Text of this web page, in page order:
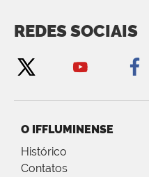
REDES SOCIAIS
O IFFLUMINENSE
Histórico
Contatos